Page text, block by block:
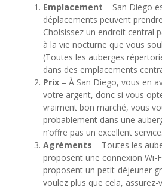
Emplacement – San Diego
déplacements peuvent
Choisissez un endroit central
à la vie nocturne que vous
(Toutes les auberges
dans des emplacements
Prix – À San Diego, vous en
votre argent, donc si vous
vraiment bon marché, vous
probablement dans une
n’offre pas un excellent service.
Agréments – Toutes les
proposent une connexion Wi-
proposent un petit-déjeuner
voulez plus que cela,